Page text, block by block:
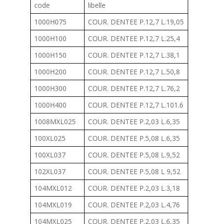
code
libelle
1000H075
COUR. DENTEE P.12,7 L.19,05
1000H100
COUR. DENTEE P.12,7 L.25,4
1000H150
COUR. DENTEE P.12,7 L.38,1
1000H200
COUR. DENTEE P.12,7 L.50,8
1000H300
COUR. DENTEE P.12,7 L.76,2
1000H400
COUR. DENTEE P.12,7 L.101.6
1008MXL025
COUR. DENTEE P.2,03 L.6,35
100XL025
COUR. DENTEE P.5,08 L.6,35
100XL037
COUR. DENTEE P.5,08 L.9,52
102XL037
COUR. DENTEE P.5,08 L 9,52
104MXL012
COUR. DENTEE P.2,03 L.3,18
104MXL019
COUR. DENTEE P.2,03 L.4,76
104MXL025
COUR. DENTEE P.2,03 L.6,35